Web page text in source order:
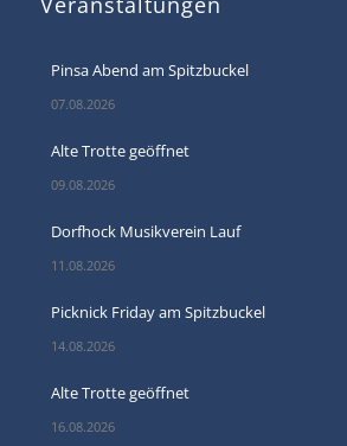
Pinsa Abend am Spitzbuckel
07.08.2026
Alte Trotte geöffnet
09.08.2026
Dorfhock Musikverein Lauf
11.08.2026
Picknick Friday am Spitzbuckel
14.08.2026
Alte Trotte geöffnet
16.08.2026